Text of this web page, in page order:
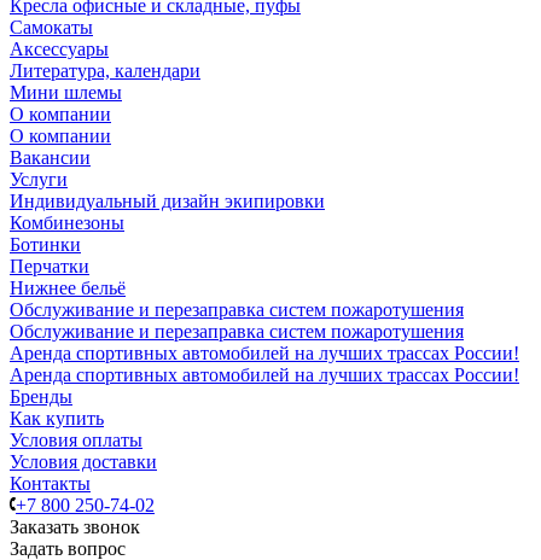
Кресла офисные и складные, пуфы
Самокаты
Аксессуары
Литература, календари
Мини шлемы
О компании
О компании
Вакансии
Услуги
Индивидуальный дизайн экипировки
Комбинезоны
Ботинки
Перчатки
Нижнее бельё
Обслуживание и перезаправка систем пожаротушения
Обслуживание и перезаправка систем пожаротушения
Аренда спортивных автомобилей на лучших трассах России!
Аренда спортивных автомобилей на лучших трассах России!
Бренды
Как купить
Условия оплаты
Условия доставки
Контакты
+7 800 250-74-02
Заказать звонок
Задать вопрос